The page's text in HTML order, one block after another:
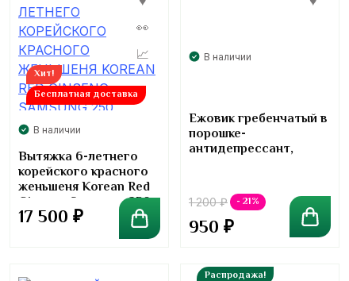
Хит!
Бесплатная доставка
В наличии
Вытяжка 6-летнего
корейского красного
женьшеня Korean Red
Ginseng Samsung 250
грамм
17 500 ₽
В наличии
Ежовик гребенчатый в
порошке-
антидепрессант,
1 200₽ - 21%
950 ₽
Распродажа!